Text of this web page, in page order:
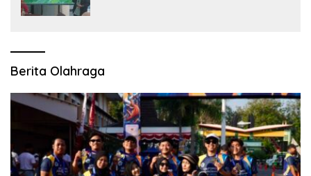
Berita Olahraga